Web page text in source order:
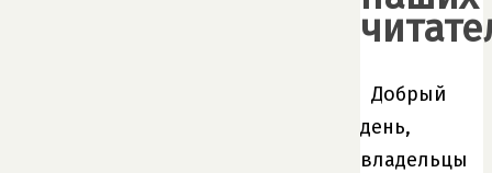
Добрый
день,
владельцы